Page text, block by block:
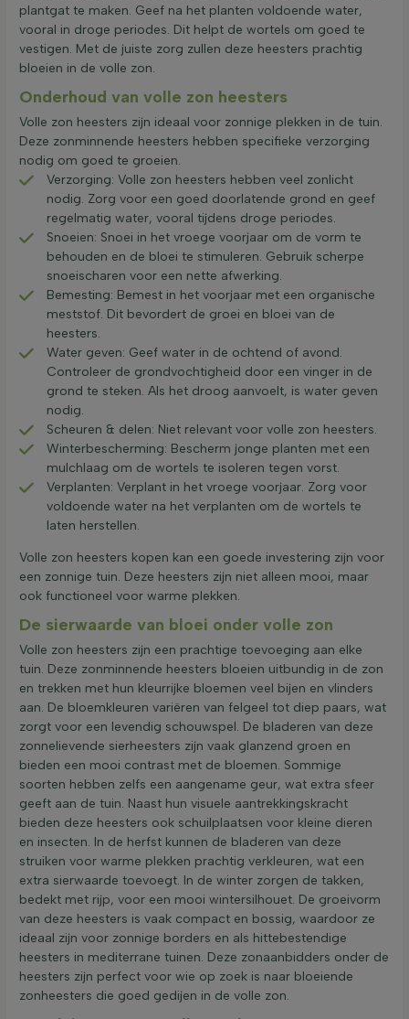
plantgat te maken. Geef na het planten voldoende water,
vooral in droge periodes. Dit helpt de wortels om goed te
vestigen. Met de juiste zorg zullen deze heesters prachtig
bloeien in de volle zon.
Onderhoud van volle zon heesters
Volle zon heesters zijn ideaal voor zonnige plekken in de tuin.
Deze zonminnende heesters hebben specifieke verzorging
nodig om goed te groeien.
Verzorging: Volle zon heesters hebben veel zonlicht
nodig. Zorg voor een goed doorlatende grond en geef
regelmatig water, vooral tijdens droge periodes.
Snoeien: Snoei in het vroege voorjaar om de vorm te
behouden en de bloei te stimuleren. Gebruik scherpe
snoeischaren voor een nette afwerking.
Bemesting: Bemest in het voorjaar met een organische
meststof. Dit bevordert de groei en bloei van de
heesters.
Water geven: Geef water in de ochtend of avond.
Controleer de grondvochtigheid door een vinger in de
grond te steken. Als het droog aanvoelt, is water geven
nodig.
Scheuren & delen: Niet relevant voor volle zon heesters.
Winterbescherming: Bescherm jonge planten met een
mulchlaag om de wortels te isoleren tegen vorst.
Verplanten: Verplant in het vroege voorjaar. Zorg voor
voldoende water na het verplanten om de wortels te
laten herstellen.
Volle zon heesters kopen kan een goede investering zijn voor
een zonnige tuin. Deze heesters zijn niet alleen mooi, maar
ook functioneel voor warme plekken.
De sierwaarde van bloei onder volle zon
Volle zon heesters zijn een prachtige toevoeging aan elke
tuin. Deze zonminnende heesters bloeien uitbundig in de zon
en trekken met hun kleurrijke bloemen veel bijen en vlinders
aan. De bloemkleuren variëren van felgeel tot diep paars, wat
zorgt voor een levendig schouwspel. De bladeren van deze
zonnelievende sierheesters zijn vaak glanzend groen en
bieden een mooi contrast met de bloemen. Sommige
soorten hebben zelfs een aangename geur, wat extra sfeer
geeft aan de tuin. Naast hun visuele aantrekkingskracht
bieden deze heesters ook schuilplaatsen voor kleine dieren
en insecten. In de herfst kunnen de bladeren van deze
struiken voor warme plekken prachtig verkleuren, wat een
extra sierwaarde toevoegt. In de winter zorgen de takken,
bedekt met rijp, voor een mooi wintersilhouet. De groeivorm
van deze heesters is vaak compact en bossig, waardoor ze
ideaal zijn voor zonnige borders en als hittebestendige
heesters in mediterrane tuinen. Deze zonaanbidders onder de
heesters zijn perfect voor wie op zoek is naar bloeiende
zonheesters die goed gedijen in de volle zon.